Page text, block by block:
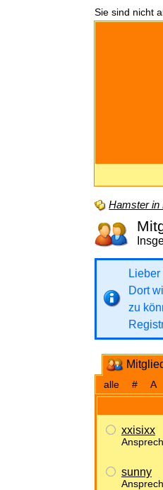
Sie sind nicht
Hamster in
Dort
zu
alle # A
xxisixx
sunny